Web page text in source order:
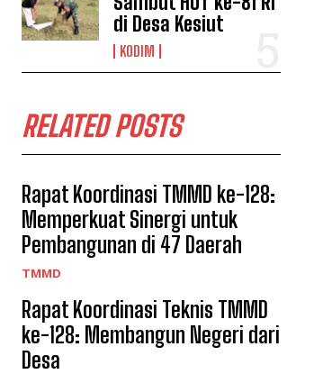
di Desa Kesiut
KODIM
RELATED POSTS
Rapat Koordinasi TMMD ke-128:
Memperkuat Sinergi untuk
Pembangunan di 47 Daerah
TMMD
Rapat Koordinasi Teknis TMMD
ke-128: Membangun Negeri dari
Desa